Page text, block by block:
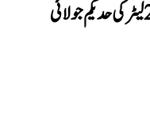
حالات ہو رہے بہتر، پٹرول-ڈیزل پر لگی 200 لیٹر کی حد یکم جولائی